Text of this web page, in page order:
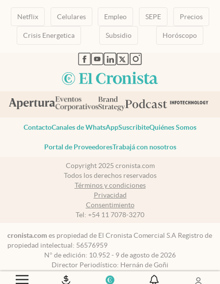
Netflix Celulares Empleo SEPE Precios
Crisis Energetica Subsidio Horóscopo
abre en nueva pestaña
abre en nueva pestaña
abre en nueva pestaña
abre en nueva pestaña
abre en nueva pestaña
ContactoCanales de WhatsAppSuscribiteQuiénes Somos
Portal de ProveedoresTrabajá con nosotros
Copyright 2025 cronista.com
Todos los derechos reservados
Términos y condiciones
Privacidad
Consentimiento
Tel: +54 11 7078-3270
cronista.com es propiedad de El Cronista Comercial S.A Registro de
propiedad intelectual: 56576959
N° de edición: 10.952 - 9 de agosto de 2026
Director Periodístico: Hernán de Goñi